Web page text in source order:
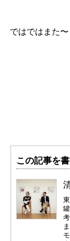
ではではまた〜
この記事を